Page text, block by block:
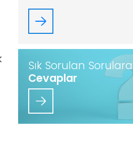
Sık Sorulan Sorulara
Cevaplar